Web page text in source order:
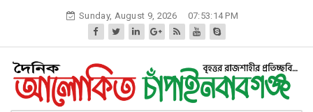
Sunday, August 9, 2026 07:53:14 PM